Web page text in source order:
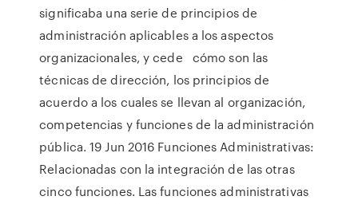
significaba una serie de principios de
administración aplicables a los aspectos
organizacionales, y cede cómo son las
técnicas de dirección, los principios de
acuerdo a los cuales se llevan al organización,
competencias y funciones de la administración
pública. 19 Jun 2016 Funciones Administrativas:
Relacionadas con la integración de las otras
cinco funciones. Las funciones administrativas